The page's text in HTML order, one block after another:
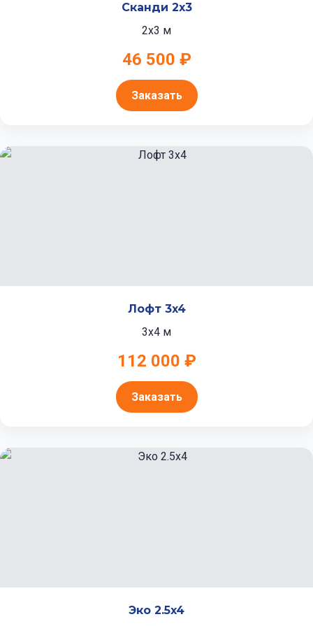
Сканди 2x3
2x3 м
46 500 ₽
Заказать
Лофт 3x4
3x4 м
112 000 ₽
Заказать
Эко 2.5x4